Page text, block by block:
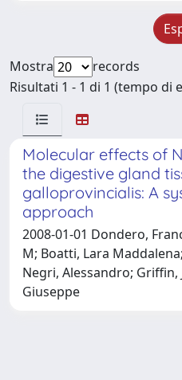
Mostra
records
Risultati 1 - 1 di 1 (tempo di
Molecular effects of
the digestive gland
galloprovincialis: A
approach
2008-01-01 Dondero,
M; Boatti, Lara
Negri, Alessandro; Griffin,
Giuseppe